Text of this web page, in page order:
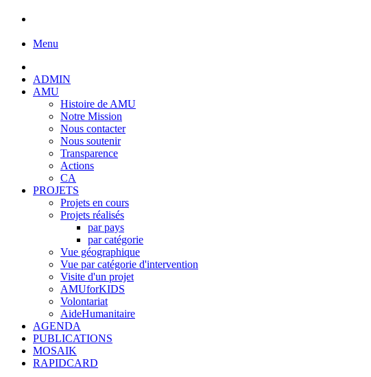
Menu
ADMIN
AMU
Histoire de AMU
Notre Mission
Nous contacter
Nous soutenir
Transparence
Actions
CA
PROJETS
Projets en cours
Projets réalisés
par pays
par catégorie
Vue géographique
Vue par catégorie d'intervention
Visite d'un projet
AMUforKIDS
Volontariat
AideHumanitaire
AGENDA
PUBLICATIONS
MOSAIK
RAPIDCARD